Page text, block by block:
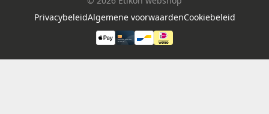
PrivacybeleidAlgemene voorwaardenCookiebeleid